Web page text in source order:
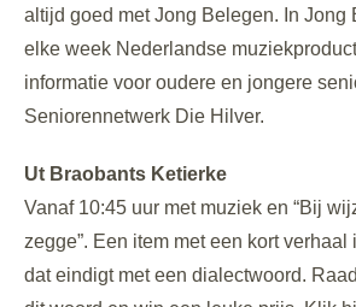
altijd goed met Jong Belegen. In Jong
elke week Nederlandse
informatie voor oudere en jongere
Seniorennetwerk Die Hilver.
Ut Braobants Ketierke
Vanaf 10:45 uur met muziek en “Bij
zegge”. Een item met een kort
dat eindigt met een dialectwoord.